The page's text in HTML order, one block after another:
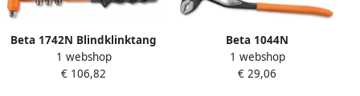
Beta 1742N Blindklinktang
Voor Blindklinkmoeren
017420002
1 webshop
€ 106,82
Beta 1044N
Waterpomptang | 250
010440025
1 webshop
€ 29,06